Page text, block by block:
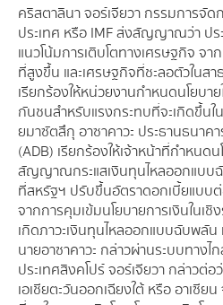
คริสตาลินา จอร์เจียวา กรรมการจัด
ประเทศ หรือ IMF ส่งสัญญาณว่า ปร
แนวโน้มการเติบโตทางเศรษฐกิจ จ
ที่สูงขึ้น และเศรษฐกิจที่ชะลอตัวในส
เรียกร้องให้หน่วยงานกำหนดนโยบาย
กันชนสำหรับแรงกระทบที่จะเกิดขึ้น
ยมาซัตสึกุ อาซาคาวะ ประธานธนาค
(ADB) เรียกร้องให้เจ้าหน้าที่กำหนด
สัญญาณกระแสเงินทุนไหลออกแบ
ที่สหรัฐฯ ปรับขึ้นอัตราดอกเบี้ยแบบต่
จากการคุมเข้มนโยบายการเงินในเ
เกิดภาวะเงินทุนไหลออกแบบฉับพลั
นายอาซาคาวะ กล่าวผ่านระบบทาง
ประเทศสิงคโปร์ จอร์เจียวา กล่าวต่
เอเชียตะวันออกเฉียงใต้ หรือ อาเซี